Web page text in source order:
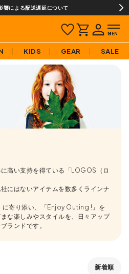
上のご購入で送料無料!
KIDS GEAR SALE
高い支持を得ている「LOGOS（ロ
にはないアイテムを数多くラインナ
に寄り添い、「Enjoy Outing !」を
な楽しみやスタイルを、日々アップ
ランドです。
新着順